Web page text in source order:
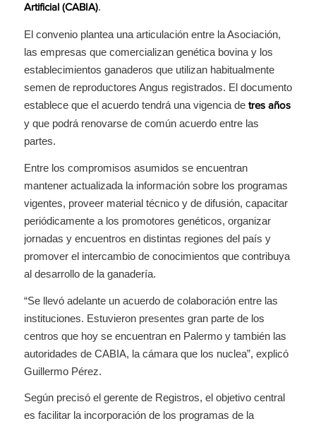
Artificial (CABIA).
El convenio plantea una articulación entre la Asociación,
las empresas que comercializan genética bovina y los
establecimientos ganaderos que utilizan habitualmente
semen de reproductores Angus registrados. El documento
establece que el acuerdo tendrá una vigencia de tres años
y que podrá renovarse de común acuerdo entre las
partes.
Entre los compromisos asumidos se encuentran
mantener actualizada la información sobre los programas
vigentes, proveer material técnico y de difusión, capacitar
periódicamente a los promotores genéticos, organizar
jornadas y encuentros en distintas regiones del país y
promover el intercambio de conocimientos que contribuya
al desarrollo de la ganadería.
“Se llevó adelante un acuerdo de colaboración entre las
instituciones. Estuvieron presentes gran parte de los
centros que hoy se encuentran en Palermo y también las
autoridades de CABIA, la cámara que los nuclea”, explicó
Guillermo Pérez.
Según precisó el gerente de Registros, el objetivo central
es facilitar la incorporación de los programas de la